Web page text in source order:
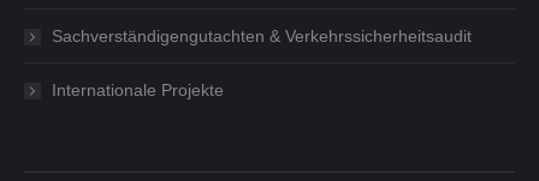
Sachverständigengutachten & Verkehrssicherheitsaudit
Internationale Projekte